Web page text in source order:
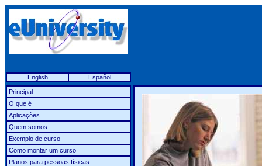
English Español
Principal
O que é
Aplicações
Quem somos
Exemplo de curso
Como montar um curso
Planos para pessoas físicas